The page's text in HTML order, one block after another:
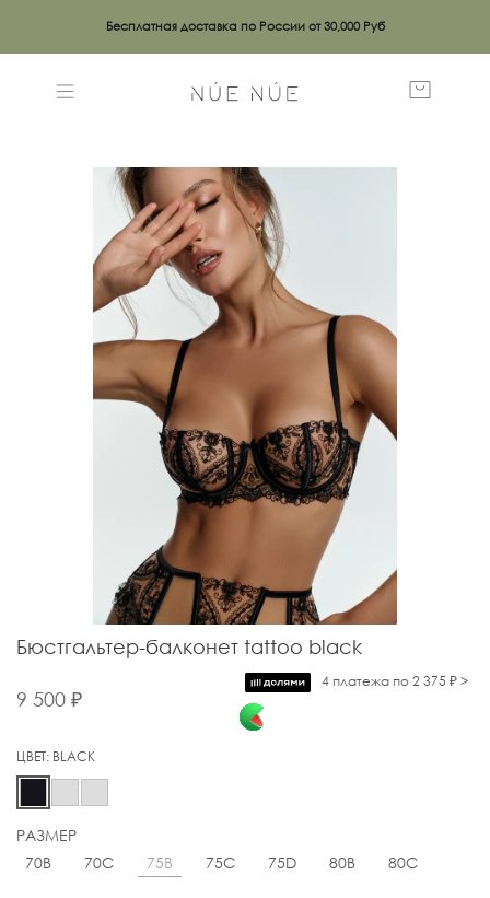
Бесплатная доставка по России от 30,000 Руб
Бюстгальтер-балконет tattoo black
9 500 ₽
4 платежа по 2 375 ₽ >
ЦВЕТ: BLACK
РАЗМЕР
70B
70C 75B 75C 75D 80B 80C